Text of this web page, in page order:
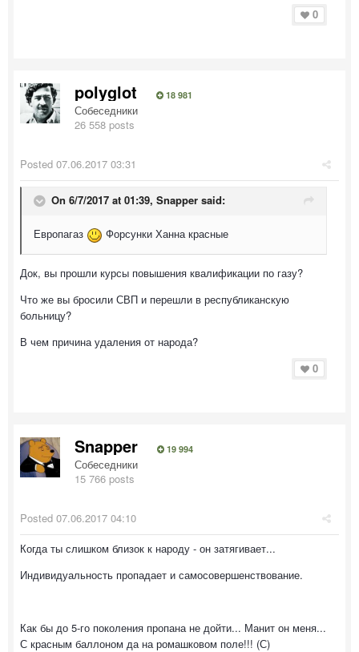
0
polyglot 18 981
Собеседники
26 558 posts
Posted 07.06.2017 03:31
On 6/7/2017 at 01:39, Snapper said:
Европагаз Форсунки Ханна красные
Док, вы прошли курсы повышения квалификации по газу?
Что же вы бросили СВП и перешли в республиканскую
больницу?
В чем причина удаления от народа?
0
Snapper 19 994
Собеседники
15 766 posts
Posted 07.06.2017 04:10
Когда ты слишком близок к народу - он затягивает...
Индивидуальность пропадает и самосовершенствование.
Как бы до 5-го поколения пропана не дойти... Манит он меня...
С красным баллоном да на ромашковом поле!!! (С)